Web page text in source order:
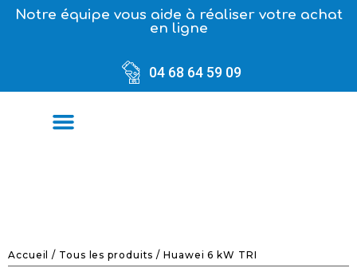
Notre équipe vous aide à réaliser votre achat
en ligne
04 68 64 59 09
Accueil / Tous les produits / Huawei 6 kW TRI